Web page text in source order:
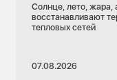
Солнце, лето, жара,
восстанавливают
тепловых сетей
07.08.2026